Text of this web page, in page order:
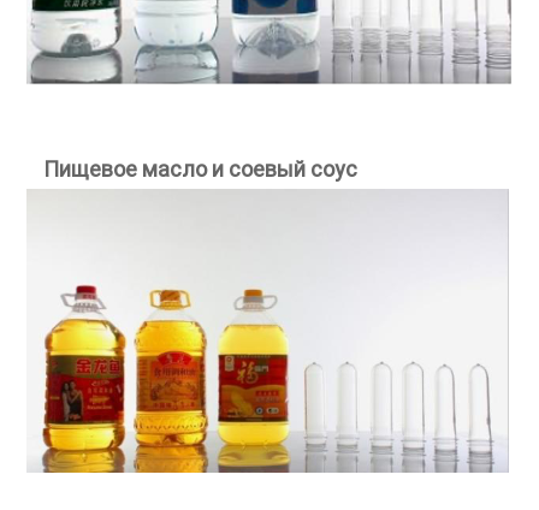
Пищевое масло и соевый соус